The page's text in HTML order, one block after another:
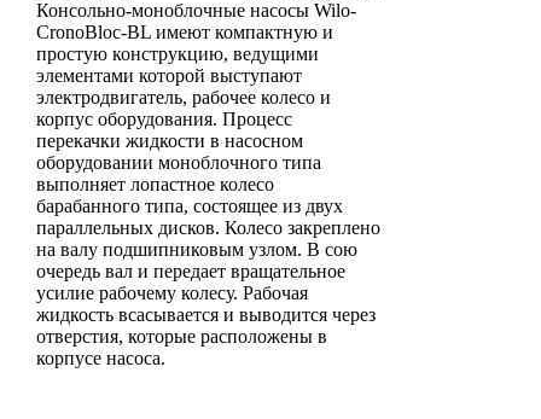
Консольно-моноблочные насосы Wilo-
CronoBloc-BL имеют компактную и
простую конструкцию, ведущими
элементами которой выступают
электродвигатель, рабочее колесо и
корпус оборудования. Процесс
перекачки жидкости в насосном
оборудовании моноблочного типа
выполняет лопастное колесо
барабанного типа, состоящее из двух
параллельных дисков. Колесо закреплено
на валу подшипниковым узлом. В сою
очередь вал и передает вращательное
усилие рабочему колесу. Рабочая
жидкость всасывается и выводится через
отверстия, которые расположены в
корпусе насоса.